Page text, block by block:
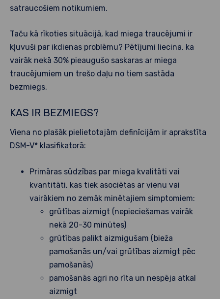
satraucošiem notikumiem.
Taču kā rīkoties situācijā, kad miega traucējumi ir
kļuvuši par ikdienas problēmu? Pētījumi liecina, ka
vairāk nekā 30% pieaugušo saskaras ar miega
traucējumiem un trešo daļu no tiem sastāda
bezmiegs.
KAS IR BEZMIEGS?
Viena no plašāk pielietotajām definīcijām ir aprakstīta
DSM-V* klasifikatorā:
Primāras sūdzības par miega kvalitāti vai
kvantitāti, kas tiek asociētas ar vienu vai
vairākiem no zemāk minētajiem simptomiem:
grūtības aizmigt (nepieciešamas vairāk
nekā 20-30 minūtes)
grūtības palikt aizmigušam (bieža
pamošanās un/vai grūtības aizmigt pēc
pamošanās)
pamošanās agri no rīta un nespēja atkal
aizmigt